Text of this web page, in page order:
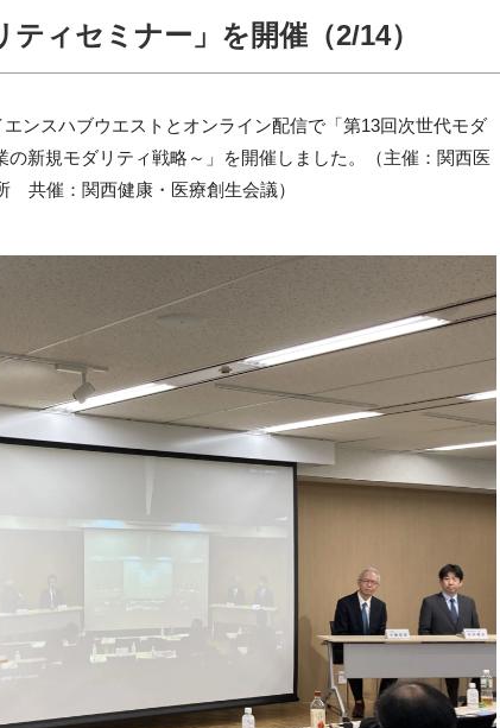
ティセミナー」を開催（2/14）
ンスハブウエストとオンライン配信で「第13回次世代モダ
新規モダリティ戦略～」を開催しました。
（主催：関西医
共催：関西健康・医療創生会議）